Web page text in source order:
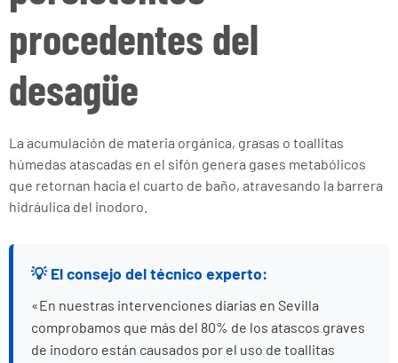
procedentes del
desagüe
La acumulación de materia orgánica, grasas o toallitas
húmedas atascadas en el sifón genera gases metabólicos
que retornan hacia el cuarto de baño, atravesando la barrera
hidráulica del inodoro.
💡 El consejo del técnico experto:
«En nuestras intervenciones diarias en Sevilla
comprobamos que más del 80% de los atascos graves
de inodoro están causados por el uso de toallitas